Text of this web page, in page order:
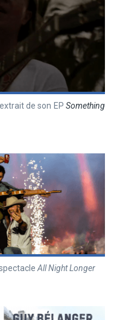
de son EPSomething
All Night Longer